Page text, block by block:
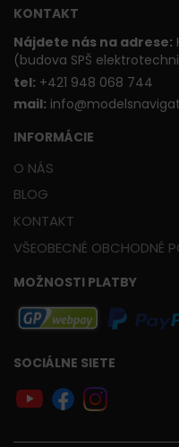
KONTAKT
Nájdete nás na adrese:
(budova SPŠ
tel: +421 948 068 744
mail:
INFORMÁCIE
O NÁS
BLOG
KONTAKT
VŠEOBECNÉ OBCHODNÉ
MOŽNOSTI PLATBY
SOCIÁLNE SIETE